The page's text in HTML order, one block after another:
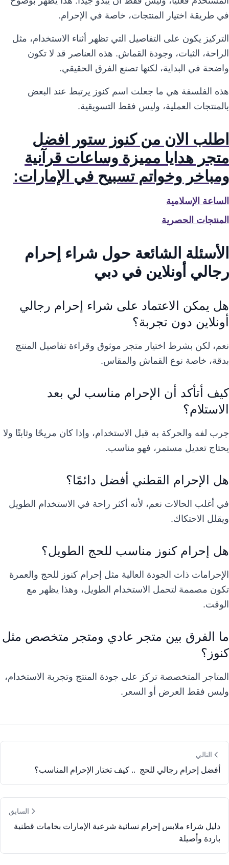
في طريقة اختيار المنتجات، خاصة في الإحرام.
التركيز يكون على التفاصيل التي تظهر أثناء الاستخدام، مثل
الراحة، الثبات، وجودة القماش. هذه العناصر قد لا تكون
واضحة في البداية، لكنها تصنع الفرق الحقيقي.
هذه الفلسفة هي ما جعلت اسم كنوز يرتبط عند البعض
بالمنتجات العملية، وليس فقط التسويقية.
اطلب الان من كنوز ستور افضل
متجر هدايا مميزة وساعات قرآنية
ومباخر وخواتم تسبيح في الإمارات:
الساعة الإسلامية
المنتجات الحصرية
الأسئلة الشائعة حول شراء إحرام
رجالي أونلاين في دبي
هل يمكن الاعتماد على شراء إحرام رجالي
أونلاين دون تجربة؟
نعم، لكن بشرط اختيار متجر موثوق وقراءة تفاصيل المنتج
بدقة، خاصة نوع القماش والمقاس.
كيف أتأكد أن الإحرام مناسب لي بعد
الاستلام؟
جرب لفه والحركة به قبل الاستخدام، وإذا كان مريحًا وثابتًا ولا
يحتاج تعديل مستمر، فهو مناسب.
هل الإحرام القطني أفضل دائمًا؟
في أغلب الحالات نعم، لأنه أكثر راحة في الاستخدام الطويل
ويقلل الاحتكاك.
هل إحرام كنوز مناسب للحج الطويل؟
الإحرامات ذات الجودة العالية مثل إحرام كنوز للحج والعمرة
تكون مصممة لتحمل الاستخدام الطويل، وهذا يظهر مع
الوقت.
ما الفرق بين متجر عادي ومتجر متخصص مثل
كنوز؟
المتاجر المتخصصة تركز على جودة المنتج وتجربة الاستخدام،
وليس فقط العرض أو السعر.
التالي
أفضل إحرام رجالي للحج .. كيف تختار الإحرام المناسب؟
السابق
دليل شراء ملابس إحرام نسائية شرعية الإمارات بخامات قطنية
باردة وأصيلة